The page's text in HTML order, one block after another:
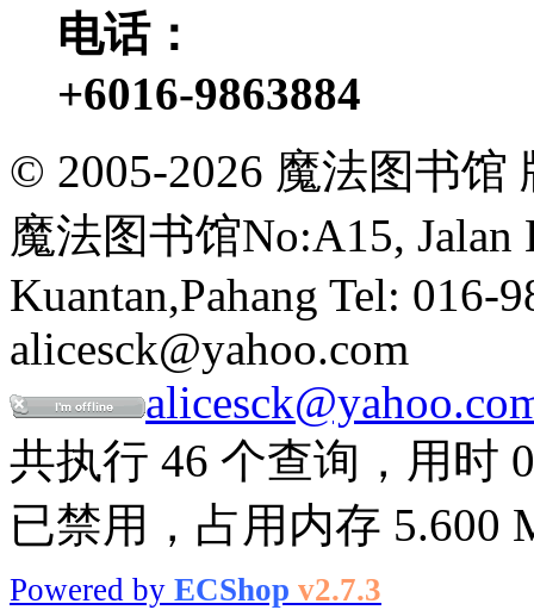
电话：
+6016-9863884
© 2005-2026 魔法图书
魔法图书馆No:A15, Jalan
Kuantan,Pahang Tel: 016-
alicesck@yahoo.com
共执行 46 个查询，用时
已禁用，占用内存 5.600
Powered by ECShop v2.7.3